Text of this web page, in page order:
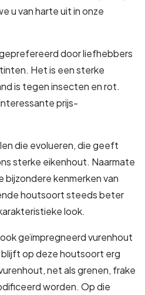
u van harte uit in onze
door liefhebbers
Het is een sterke
is tegen insecten en rot.
prijs-
die evolueren, die geeft
sterke eikenhout. Naarmate
kenmerken van
houtsoort steeds beter
look.
geïmpregneerd vurenhout
op deze houtsoort erg
net als grenen, frake
worden. Op die